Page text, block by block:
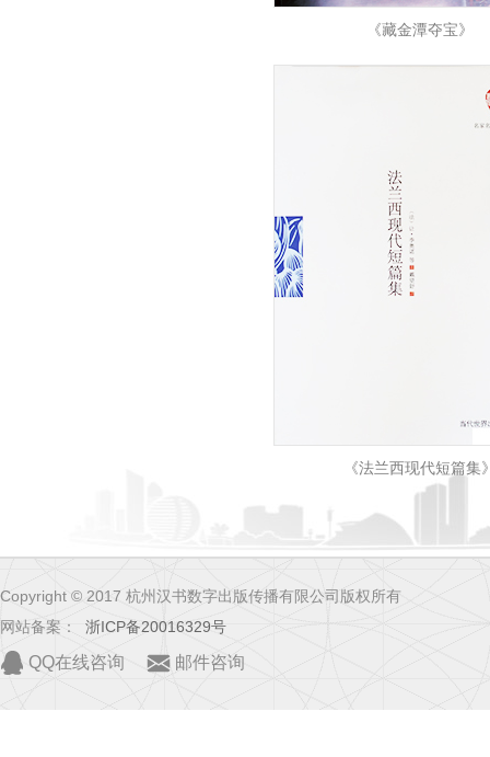
《藏金潭夺宝》
《法兰西现代短篇集
Copyright © 2017 杭州汉书数字出版传播有限公司版权所有
网站备案：
浙ICP备20016329号
QQ在线咨询 邮件咨询